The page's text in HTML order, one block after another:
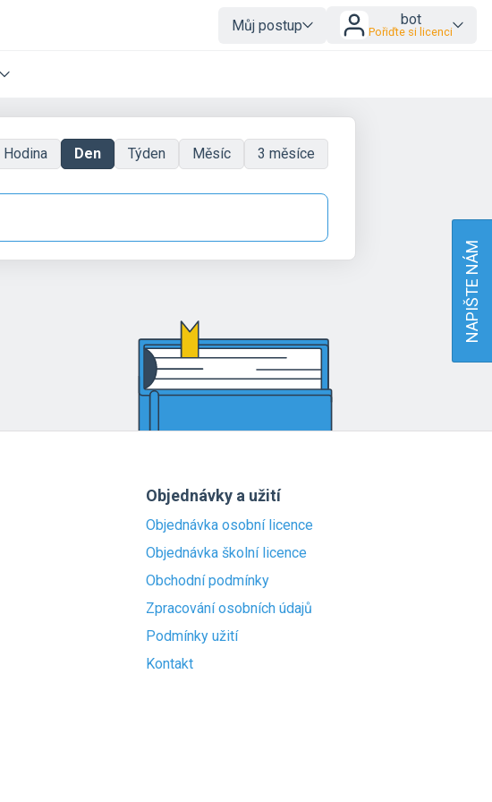
Můj postup bot
Pořiďte si licenci
Hodina Den Týden Měsíc 3 měsíce
Objednávky a užití
Objednávka osobní licence
Objednávka školní licence
Obchodní podmínky
Zpracování osobních údajů
Podmínky užití
Kontakt
NAPIŠTE NÁM